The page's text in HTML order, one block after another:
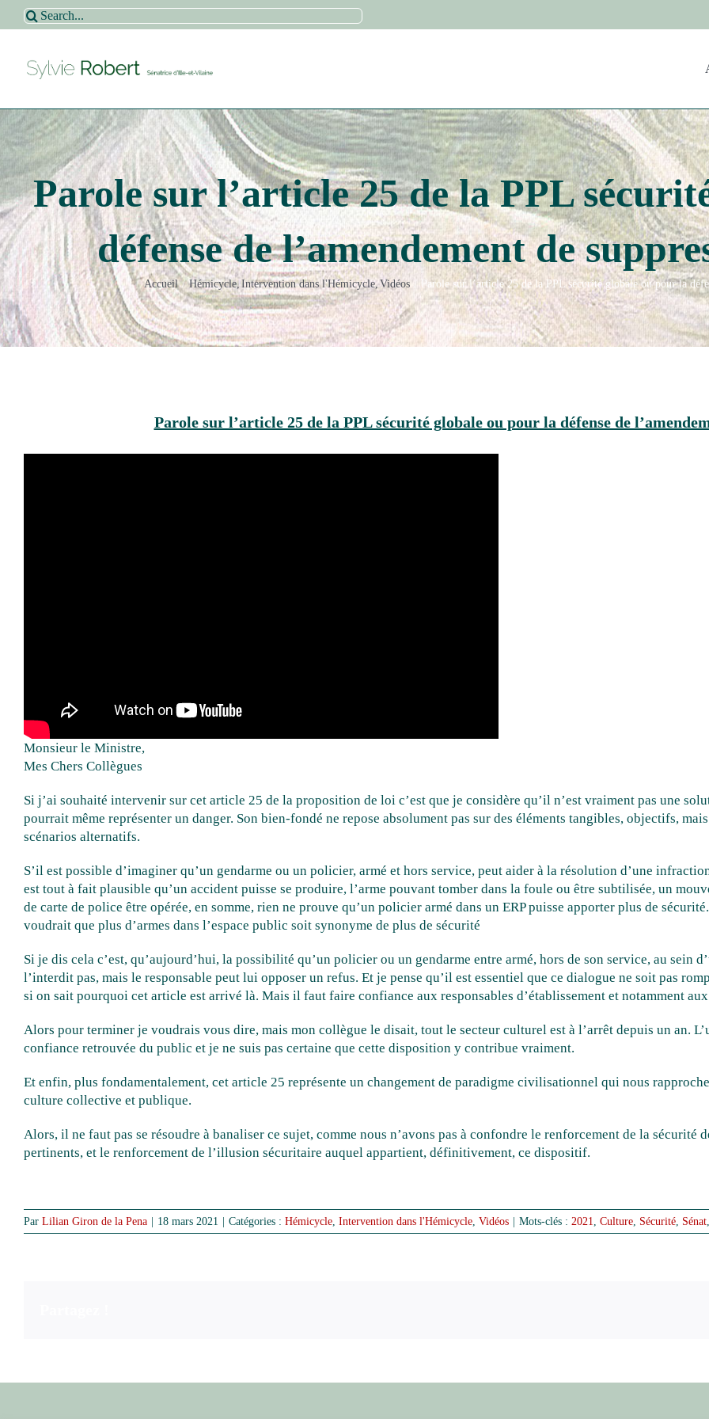
Passer
au
Rechercher:
Parole sur l’article 25 de la PPL
défense de l’amendement de
Accueil Hémicycle Intervention dans l'Hémicycle Vidéos Parole sur l’article 25 de la PPL sécurité globale ou pour la
Parole sur l’article 25 de la PPL sécurité globale ou pour la défense de
Monsieur le Ministre,
Mes Chers Collègues
Si j’ai souhaité intervenir sur cet article 25 de la proposition de loi c’est que je considère qu’il n’est vraiment pas une
pourrait même représenter un danger. Son bien-fondé ne repose absolument pas sur des éléments tangibles, objectifs,
scénarios alternatifs.
S’il est possible d’imaginer qu’un gendarme ou un policier, armé et hors service, peut aider à la résolution d’une
est tout à fait plausible qu’un accident puisse se produire, l’arme pouvant tomber dans la foule ou être subtilisée, un
de carte de police être opérée, en somme, rien ne prouve qu’un policier armé dans un ERP puisse apporter plus de
voudrait que plus d’armes dans l’espace public soit synonyme de plus de sécurité
Si je dis cela c’est, qu’aujourd’hui, la possibilité qu’un policier ou un gendarme entre armé, hors de son service, au sein
l’interdit pas, mais le responsable peut lui opposer un refus. Et je pense qu’il est essentiel que ce dialogue ne soit pas
si on sait pourquoi cet article est arrivé là. Mais il faut faire confiance aux responsables d’établissement et notamment
Alors pour terminer je voudrais vous dire, mais mon collègue le disait, tout le secteur culturel est à l’arrêt depuis un an.
confiance retrouvée du public et je ne suis pas certaine que cette disposition y contribue vraiment.
Et enfin, plus fondamentalement, cet article 25 représente un changement de paradigme civilisationnel qui nous
culture collective et publique.
Alors, il ne faut pas se résoudre à banaliser ce sujet, comme nous n’avons pas à confondre le renforcement de la sécurité
pertinents, et le renforcement de l’illusion sécuritaire auquel appartient, définitivement, ce dispositif.
Par Lilian Giron de la Pena 18 mars 2021 Catégories : Hémicycle, Intervention dans l'Hémicycle, Vidéos Mots-clés : 2021, Culture, Sécurité, Sénat,